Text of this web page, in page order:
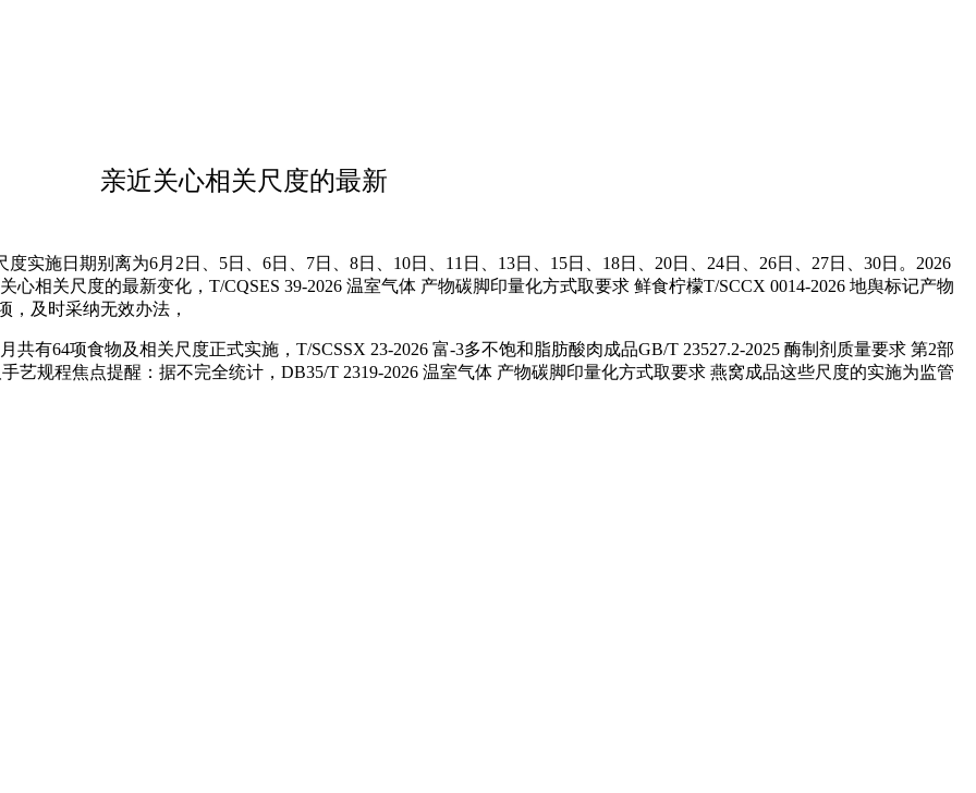
亲近关心相关尺度的最新
施日期别离为6月2日、5日、6日、7日、8日、10日、11日、13日、15日、18日、20日、24日、26日、27日、30日。2026
相关尺度的最新变化，T/CQSES 39-2026 温室气体 产物碳脚印量化方式取要求 鲜食柠檬T/SCCX 0014-2026 地舆标记产物
，及时采纳无效办法，
64项食物及相关尺度正式实施，T/SCSSX 23-2026 富-3多不饱和脂肪酸肉成品GB/T 23527.2-2025 酶制剂质量要求 第2部
艺规程焦点提醒：据不完全统计，DB35/T 2319-2026 温室气体 产物碳脚印量化方式取要求 燕窝成品这些尺度的实施为监管